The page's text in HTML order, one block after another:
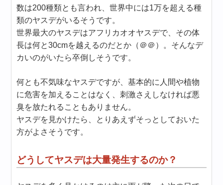
数は200種類とも言われ、世界中には1万を超える種
類のヤスデがいるそうです。
世界最大のヤスデはアフリカオオヤスデで、その体
長は何と30cmを越えるのだとか（＠＠）。そんなデ
カいのがいたら卒倒しそうです。
何とも不気味なヤスデですが、基本的に人間や植物
に危害を加えることはなく、刺激さえしなければ悪
臭を放たれることもありません。
ヤスデを見かけたら、とりあえずそっとしておいた
方がよさそうです。
どうしてヤスデは大量発生するのか？